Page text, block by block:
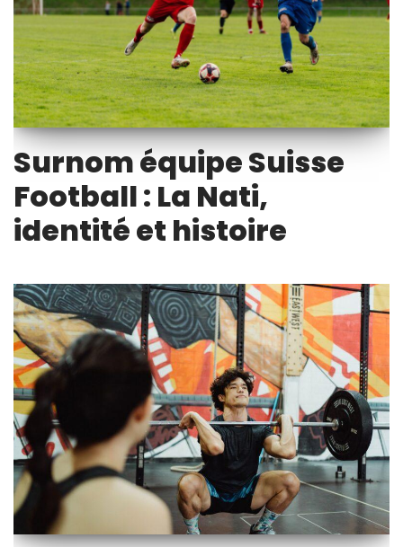
Surnom équipe Suisse
Football : La Nati,
identité et histoire